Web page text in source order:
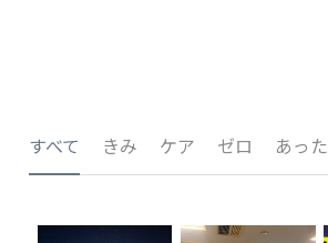
📸Who am I?（プロフィール）
🏙️社員が防ぐ不正と犯罪
すべて きみ ケア ゼロ あった